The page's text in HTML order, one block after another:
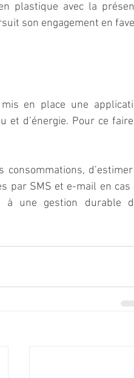
plastique avec la
son engagement en
en place une
et d’énergie. Pour ce
par SMS et e-mail en cas
à une gestion durable